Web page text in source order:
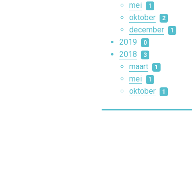
mei 1
oktober 2
december 1
2019 0
2018 3
maart 1
mei 1
oktober 1